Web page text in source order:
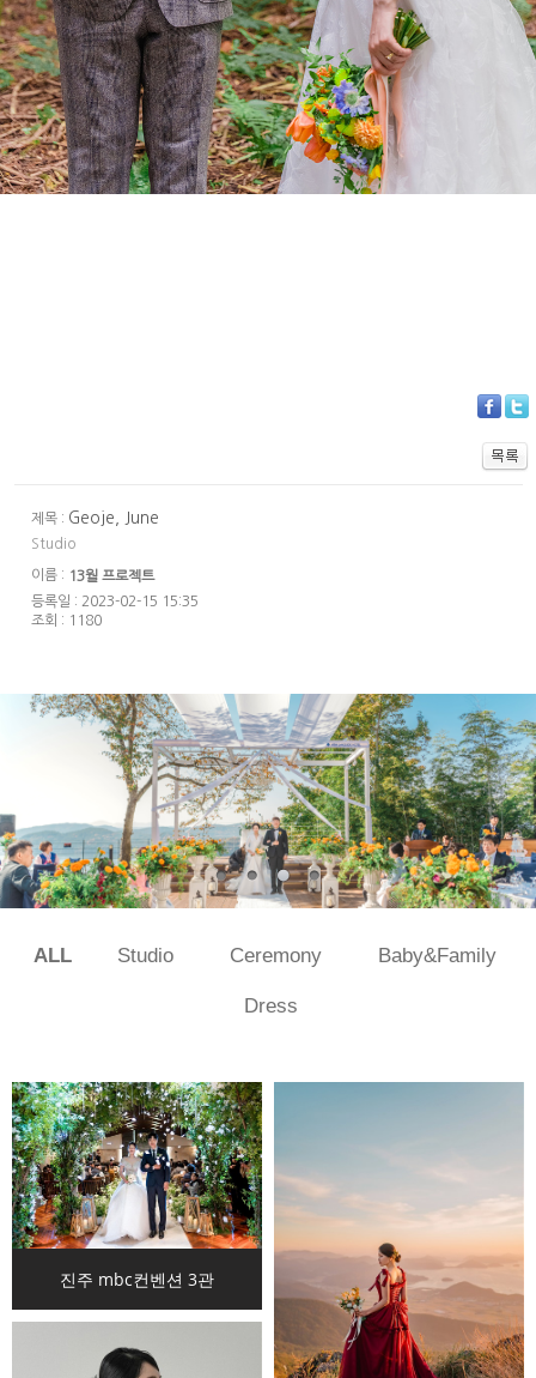
제목 : Geoje, June
Studio
이름 : 13월 프로젝트
등록일 : 2023-02-15 15:35
조회 : 1180
ALL Studio Ceremony Baby&Family
Dress
진주 mbc컨벤션 3관